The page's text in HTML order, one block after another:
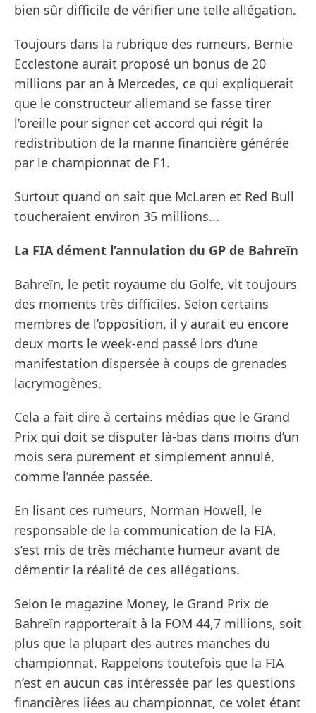
bien sûr difficile de vérifier une telle allégation.
Toujours dans la rubrique des rumeurs, Bernie
Ecclestone aurait proposé un bonus de 20
millions par an à Mercedes, ce qui expliquerait
que le constructeur allemand se fasse tirer
l’oreille pour signer cet accord qui régit la
redistribution de la manne financière générée
par le championnat de F1.
Surtout quand on sait que McLaren et Red Bull
toucheraient environ 35 millions...
La FIA dément l’annulation du GP de Bahreïn
Bahreïn, le petit royaume du Golfe, vit toujours
des moments très difficiles. Selon certains
membres de l’opposition, il y aurait eu encore
deux morts le week-end passé lors d’une
manifestation dispersée à coups de grenades
lacrymogènes.
Cela a fait dire à certains médias que le Grand
Prix qui doit se disputer là-bas dans moins d’un
mois sera purement et simplement annulé,
comme l’année passée.
En lisant ces rumeurs, Norman Howell, le
responsable de la communication de la FIA,
s’est mis de très méchante humeur avant de
démentir la réalité de ces allégations.
Selon le magazine Money, le Grand Prix de
Bahreïn rapporterait à la FOM 44,7 millions, soit
plus que la plupart des autres manches du
championnat. Rappelons toutefois que la FIA
n’est en aucun cas intéressée par les questions
financières liées au championnat, ce volet étant